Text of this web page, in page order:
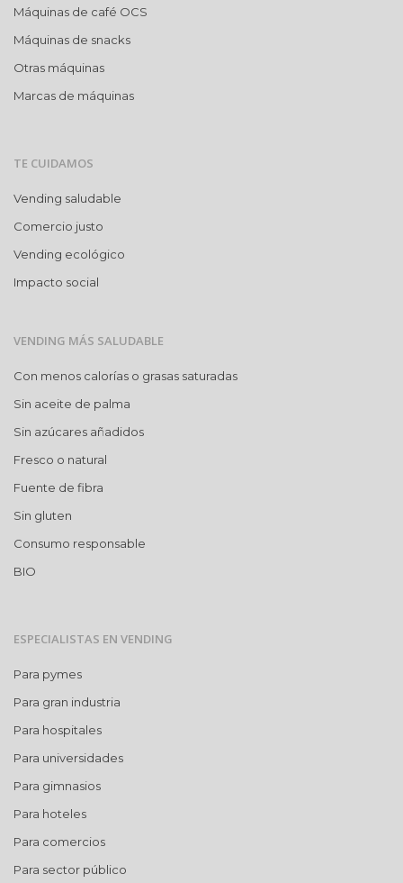
Máquinas de café OCS
Máquinas de snacks
Otras máquinas
Marcas de máquinas
TE CUIDAMOS
Vending saludable
Comercio justo
Vending ecológico
Impacto social
VENDING MÁS SALUDABLE
Con menos calorías o grasas saturadas
Sin aceite de palma
Sin azúcares añadidos
Fresco o natural
Fuente de fibra
Sin gluten
Consumo responsable
BIO
ESPECIALISTAS EN VENDING
Para pymes
Para gran industria
Para hospitales
Para universidades
Para gimnasios
Para hoteles
Para comercios
Para sector público